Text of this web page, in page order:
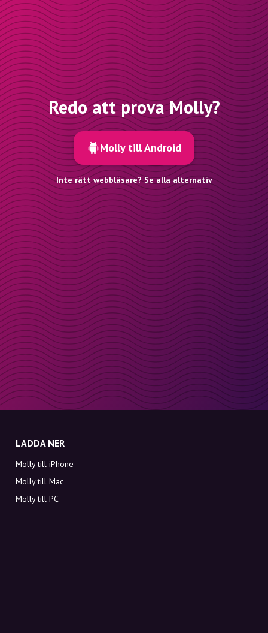
Redo att prova Molly?
Molly till Android
Inte rätt webbläsare? Se alla alternativ
LADDA NER
Molly till iPhone
Molly till Mac
Molly till PC